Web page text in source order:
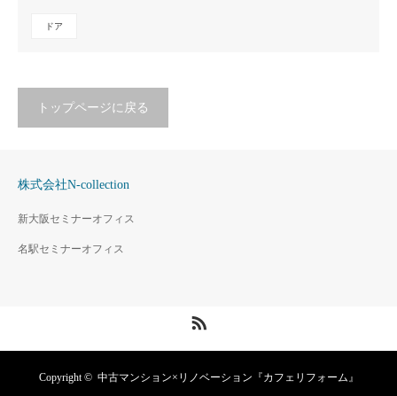
ドア
トップページに戻る
株式会社N-collection
新大阪セミナーオフィス
名駅セミナーオフィス
Copyright © 中古マンション×リノベーション『カフェリフォーム』